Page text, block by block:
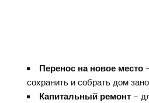
Перенос на новое место
сохранить и собрать дом
Капитальный ремонт–